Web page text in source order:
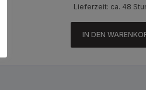
Lieferzeit: ca. 48
IN DEN